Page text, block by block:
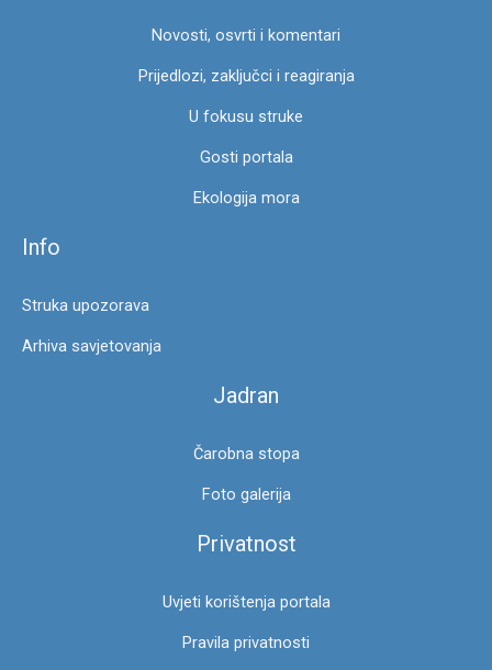
Novosti, osvrti i komentari
Prijedlozi, zaključci i reagiranja
U fokusu struke
Gosti portala
Ekologija mora
Info
Struka upozorava
Arhiva savjetovanja
Jadran
Čarobna stopa
Foto galerija
Privatnost
Uvjeti korištenja portala
Pravila privatnosti